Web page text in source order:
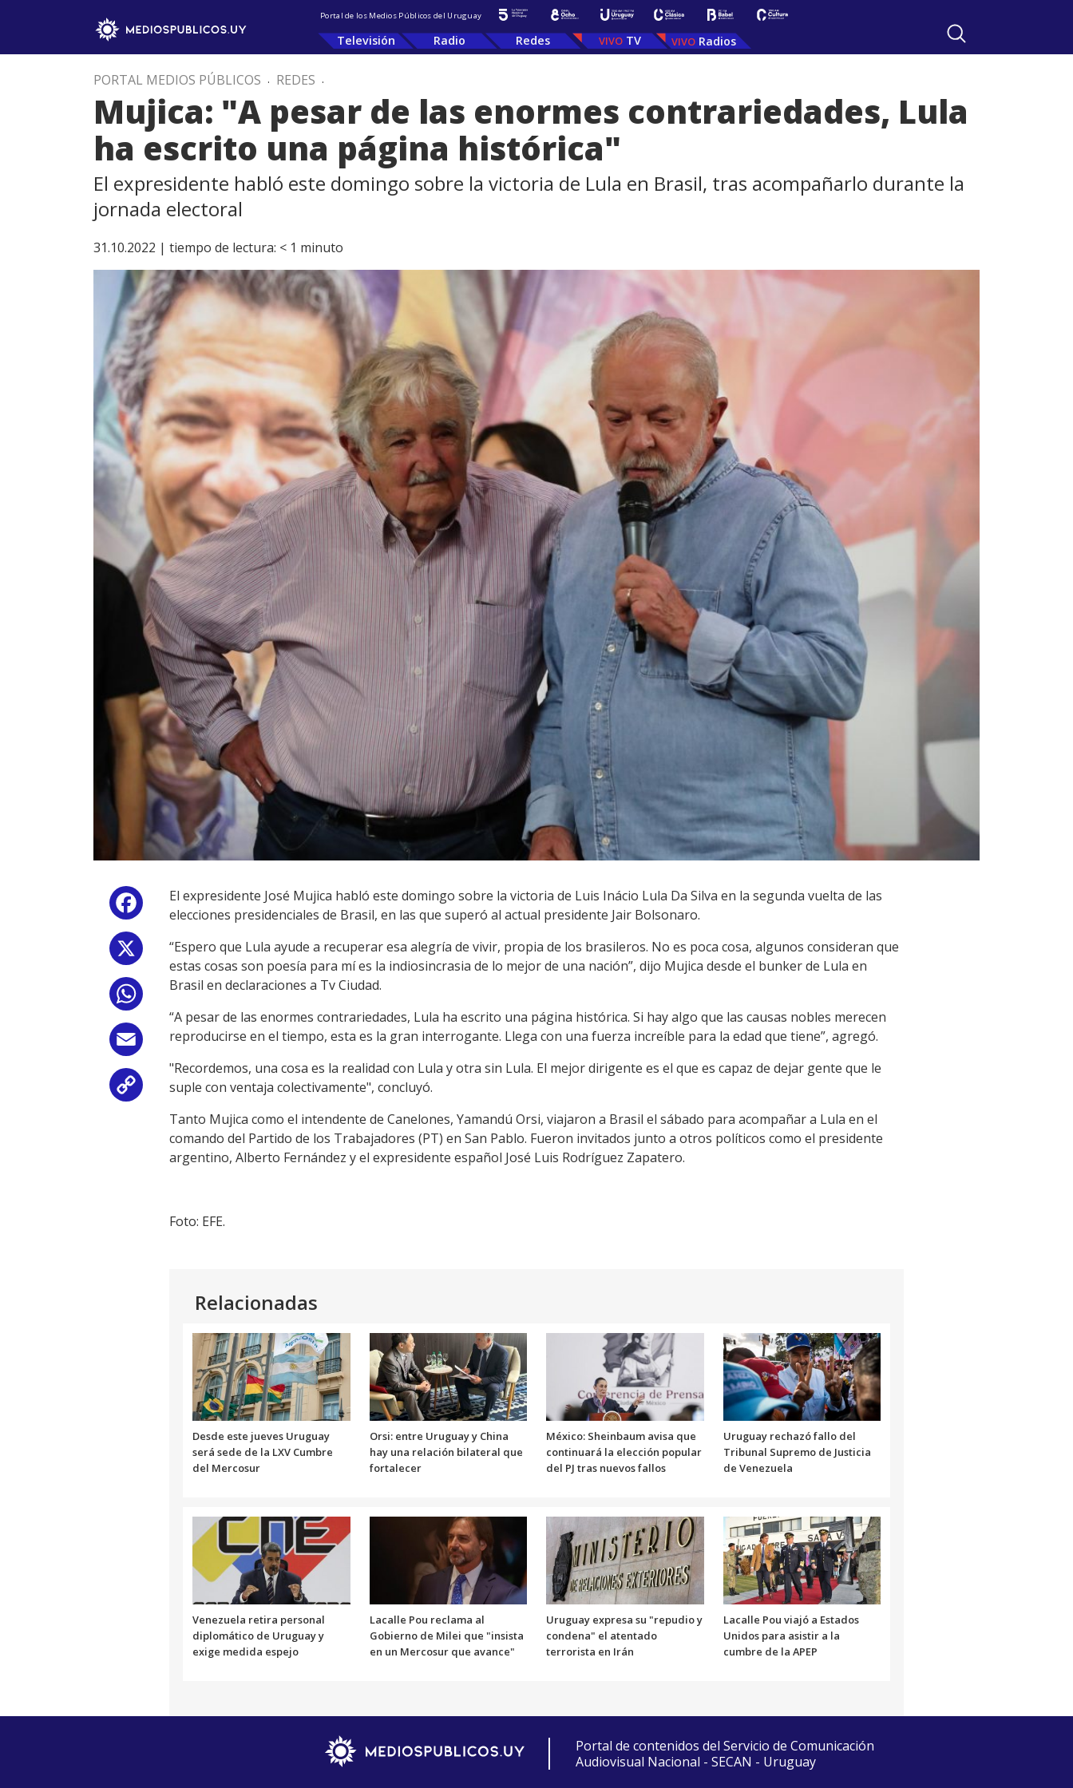
Portal de los Medios Públicos del Uruguay
Televisión Radio Redes TV Radios
PORTAL MEDIOS PÚBLICOS . REDES .
Mujica: "A pesar de las enormes contrariedades, Lula
ha escrito una página histórica"
El expresidente habló este domingo sobre la victoria de Lula en Brasil, tras acompañarlo durante la
jornada electoral
31.10.2022 | tiempo de lectura: < 1 minuto
Facebook
Email
Copy
Link
El expresidente José Mujica habló este domingo sobre la victoria de Luis Inácio Lula Da Silva en la segunda vuelta de las
elecciones presidenciales de Brasil, en las que superó al actual presidente Jair Bolsonaro.
“Espero que Lula ayude a recuperar esa alegría de vivir, propia de los brasileros. No es poca cosa, algunos consideran que
estas cosas son poesía para mí es la indiosincrasia de lo mejor de una nación”, dijo Mujica desde el bunker de Lula en
Brasil en declaraciones a Tv Ciudad.
“A pesar de las enormes contrariedades, Lula ha escrito una página histórica. Si hay algo que las causas nobles merecen
reproducirse en el tiempo, esta es la gran interrogante. Llega con una fuerza increíble para la edad que tiene”, agregó.
"Recordemos, una cosa es la realidad con Lula y otra sin Lula. El mejor dirigente es el que es capaz de dejar gente que le
suple con ventaja colectivamente", concluyó.
Tanto Mujica como el intendente de Canelones, Yamandú Orsi, viajaron a Brasil el sábado para acompañar a Lula en el
comando del Partido de los Trabajadores (PT) en San Pablo. Fueron invitados junto a otros políticos como el presidente
argentino, Alberto Fernández y el expresidente español José Luis Rodríguez Zapatero.
Foto: EFE.
Relacionadas
Desde este jueves Uruguay
será sede de la LXV Cumbre
del Mercosur
Orsi: entre Uruguay y China
hay una relación bilateral que
fortalecer
México: Sheinbaum avisa que
continuará la elección popular
del PJ tras nuevos fallos
Uruguay rechazó fallo del
Tribunal Supremo de Justicia
de Venezuela
Venezuela retira personal
diplomático de Uruguay y
exige medida espejo
Lacalle Pou reclama al
Gobierno de Milei que "insista
en un Mercosur que avance"
Uruguay expresa su "repudio y
condena" el atentado
terrorista en Irán
Lacalle Pou viajó a Estados
Unidos para asistir a la
cumbre de la APEP
Portal de contenidos del Servicio de Comunicación
Audiovisual Nacional - SECAN - Uruguay